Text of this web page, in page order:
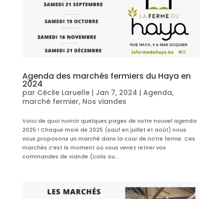
Agenda des marchés fermiers du Haya en
2024
par Cécile Laruelle| Jan 7, 2024 | Agenda,
marché fermier, Nos viandes
Voici de quoi noircir quelques pages de votre nouvel agenda
2025 ! Chaque mois de 2025 (sauf en juillet et août) nous
vous proposons un marché dans la cour de notre ferme. Ces
marchés c’est le moment où vous venez retirer vos
commandes de viande (colis ou...